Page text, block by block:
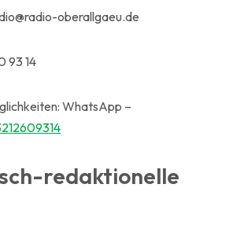
oberallgaeu.de
93 14
WhatsApp –
redaktionelle